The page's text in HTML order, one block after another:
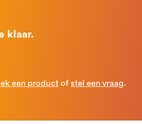
klaar.
een product of stel een vraag.